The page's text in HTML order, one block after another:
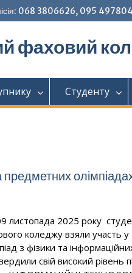
068 3806626, 095
фаховий
Студенту
листопада 2025 року
коледжу взяли участь у
з фізики та
свій високий